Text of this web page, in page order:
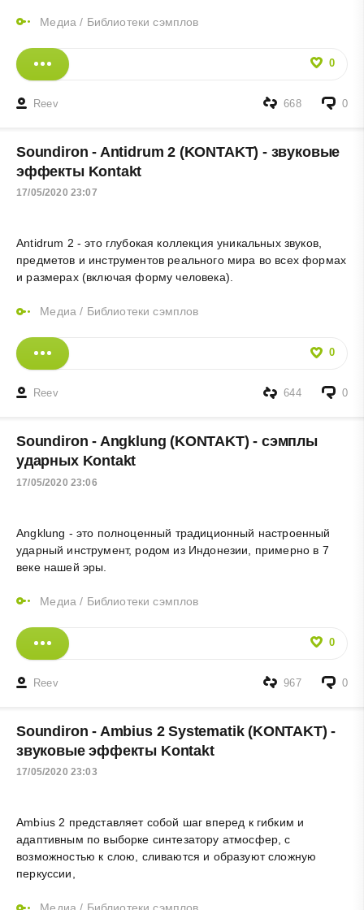
Медиа / Библиотеки сэмплов
0
Reev 0
668
Soundiron - Antidrum 2 (KONTAKT) - звуковые
эффекты Kontakt
17/05/2020 23:07
Antidrum 2 - это глубокая коллекция уникальных звуков,
предметов и инструментов реального мира во всех формах
и размерах (включая форму человека).
Медиа / Библиотеки сэмплов
0
Reev 0
644
Soundiron - Angklung (KONTAKT) - сэмплы
ударных Kontakt
17/05/2020 23:06
Angklung - это полноценный традиционный настроенный
ударный инструмент, родом из Индонезии, примерно в 7
веке нашей эры.
Медиа / Библиотеки сэмплов
0
Reev 0
967
Soundiron - Ambius 2 Systematik (KONTAKT) -
звуковые эффекты Kontakt
17/05/2020 23:03
Ambius 2 представляет собой шаг вперед к гибким и
адаптивным по выборке синтезатору атмосфер, с
возможностью к слою, сливаются и образуют сложную
перкуссии,